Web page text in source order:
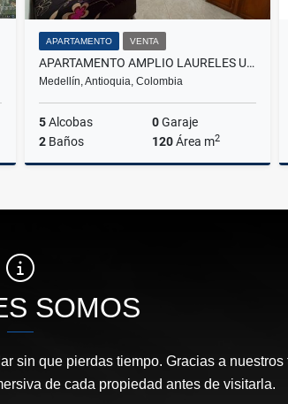
APARTAMENTO VENTA
APARTAMENTO AMPLIO LAURELES UPB
Medellín, Antioquia, Colombia
5Alcobas 0Garaje
2 Baños 120Área m2
$650.000.000
SOMOS
sin que pierdas tiempo. Gracias a nuestros
de cada propiedad antes de visitarla.